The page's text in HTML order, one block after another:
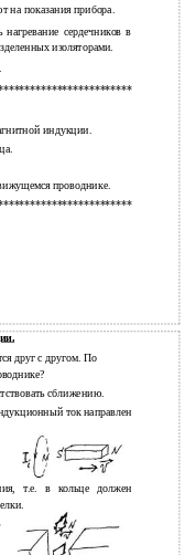
на показания прибора.
сердечников в
изоляторами.
индукции.
проводнике.
друг с другом. По
сближению.
ток направлен
т.е. в кольце должен